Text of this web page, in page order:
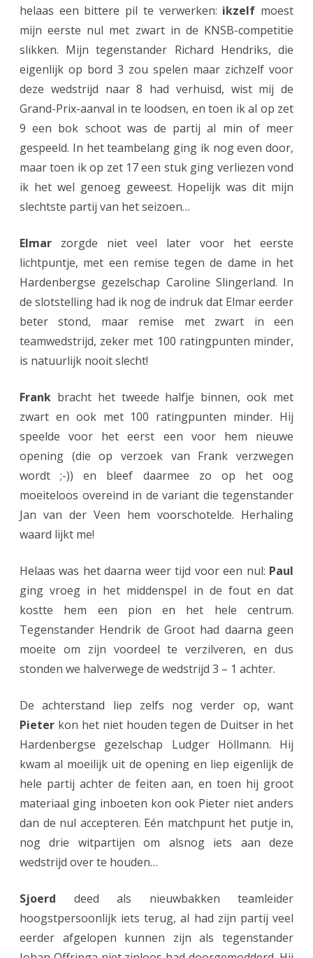
H
a
r
e
n
b
helaas een bittere pil te verwerken: ikzelf moest
mijn eerste nul met zwart in de KNSB-competitie
slikken. Mijn tegenstander Richard Hendriks, die
eigenlijk op bord 3 zou spelen maar zichzelf voor
deze wedstrijd naar 8 had verhuisd, wist mij de
Grand-Prix-aanval in te loodsen, en toen ik al op zet
9 een bok schoot was de partij al min of meer
gespeeld. In het teambelang ging ik nog even door,
maar toen ik op zet 17 een stuk ging verliezen vond
ik het wel genoeg geweest. Hopelijk was dit mijn
slechtste partij van het seizoen…
Elmar zorgde niet veel later voor het eerste
lichtpuntje, met een remise tegen de dame in het
Hardenbergse gezelschap Caroline Slingerland. In
de slotstelling had ik nog de indruk dat Elmar eerder
beter stond, maar remise met zwart in een
teamwedstrijd, zeker met 100 ratingpunten minder,
is natuurlijk nooit slecht!
Frank bracht het tweede halfje binnen, ook met
zwart en ook met 100 ratingpunten minder. Hij
speelde voor het eerst een voor hem nieuwe
opening (die op verzoek van Frank verzwegen
wordt ;-)) en bleef daarmee zo op het oog
moeiteloos overeind in de variant die tegenstander
Jan van der Veen hem voorschotelde. Herhaling
waard lijkt me!
Helaas was het daarna weer tijd voor een nul: Paul
ging vroeg in het middenspel in de fout en dat
kostte hem een pion en het hele centrum.
Tegenstander Hendrik de Groot had daarna geen
moeite om zijn voordeel te verzilveren, en dus
stonden we halverwege de wedstrijd 3 – 1 achter.
De achterstand liep zelfs nog verder op, want
Pieter kon het niet houden tegen de Duitser in het
Hardenbergse gezelschap Ludger Höllmann. Hij
kwam al moeilijk uit de opening en liep eigenlijk de
hele partij achter de feiten aan, en toen hij groot
materiaal ging inboeten kon ook Pieter niet anders
dan de nul accepteren. Eén matchpunt het putje in,
nog drie witpartijen om alsnog iets aan deze
wedstrijd over te houden…
Sjoerd deed als nieuwbakken teamleider
hoogstpersoonlijk iets terug, al had zijn partij veel
eerder afgelopen kunnen zijn als tegenstander